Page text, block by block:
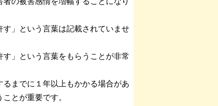
」という言葉は記載されていませ
」という言葉をもらうことが非常
までに１年以上もかかる場合があ
とが重要です。